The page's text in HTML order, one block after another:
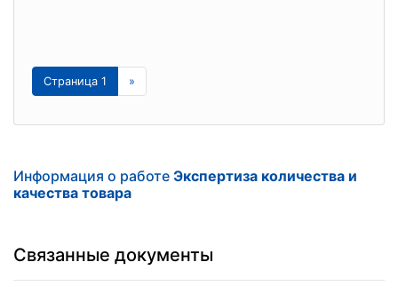
Страница 1 »
Информация о работе Экспертиза количества и
качества товара
Связанные документы